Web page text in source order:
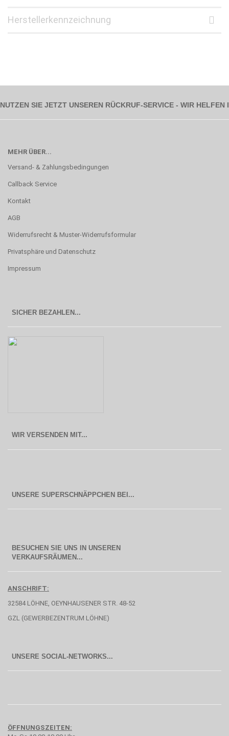
Herstellerkennzeichnung
NUTZEN SIE JETZT UNSEREN RÜCKRUF-SERVICE - WIR
MEHR ÜBER...
Versand- & Zahlungsbedingungen
Callback Service
Kontakt
AGB
Widerrufsrecht & Muster-Widerrufsformular
Privatsphäre und Datenschutz
Impressum
SICHER BEZAHLEN...
WIR VERSENDEN MIT...
BESUCHEN SIE UNS IN UNSEREN
VERKAUFSRÄUMEN...
ANSCHRIFT:
32584 LÖHNE, OEYNHAUSENER STR. 48-52
GZL (GEWERBEZENTRUM LÖHNE)
UNSERE SOCIAL-NETWORKS...
ÖFFNUNGSZEITEN: